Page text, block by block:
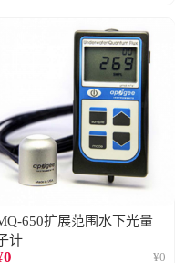
650扩展范围水下光量
计
0 ¥0